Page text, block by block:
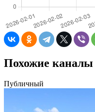
Похожие каналы
Публичный